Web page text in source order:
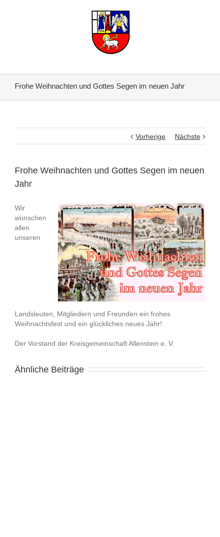
Frohe Weihnachten und Gottes Segen im neuen Jahr
Vorherige Nächste
Frohe Weihnachten und Gottes Segen im neuen
Jahr
Wir
wünschen
allen
unseren
Landsleuten, Mitgliedern und Freunden ein frohes
Weihnachtsfest und ein glückliches neues Jahr!
Der Vorstand der Kreisgemeinschaft Allenstein e. V.
Ähnliche Beiträge